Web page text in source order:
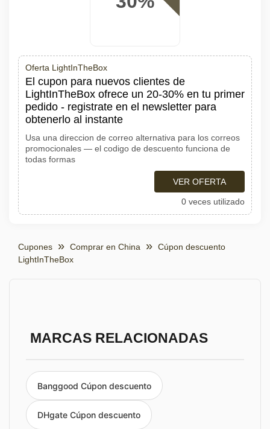
Oferta LightInTheBox
El cupon para nuevos clientes de
LightInTheBox ofrece un 20-30% en tu primer
pedido - registrate en el newsletter para
obtenerlo al instante
Usa una direccion de correo alternativa para los correos
promocionales — el codigo de descuento funciona de
todas formas
VER OFERTA
0 veces utilizado
Cupones Comprar en China
Cúpon descuento
LightInTheBox
MARCAS RELACIONADAS
Banggood Cúpon descuento
DHgate Cúpon descuento